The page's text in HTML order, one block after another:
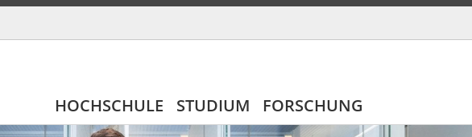
HOCHSCHULE STUDIUM FORSCHUNG